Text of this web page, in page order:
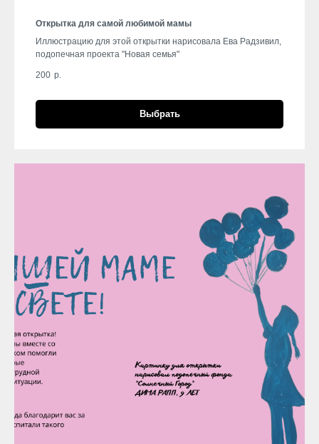
Открытка для самой любимой мамы
Иллюстрацию для этой открытки нарисовала Ева Радзивил,
подопечная проекта "Новая семья"
200 р.
Выбрать